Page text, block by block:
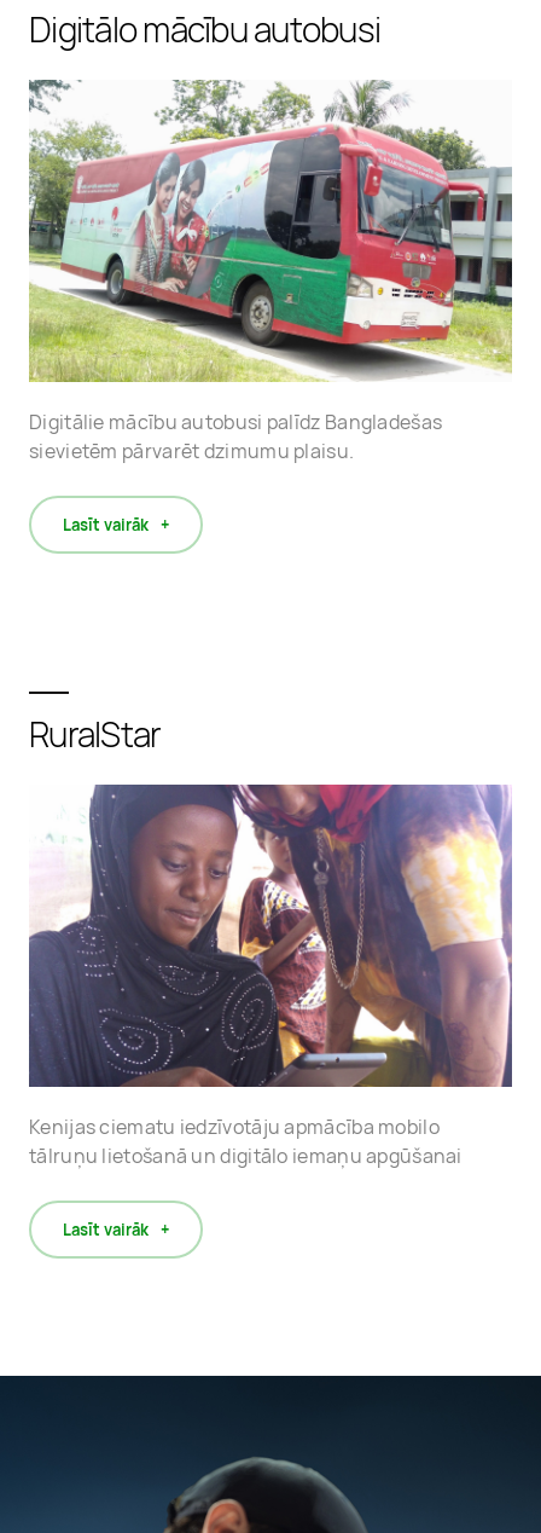
Digitālo mācību autobusi
Digitālie mācību autobusi palīdz Bangladešas
sievietēm pārvarēt dzimumu plaisu.
Lasīt vairāk
RuralStar
Kenijas ciematu iedzīvotāju apmācība mobilo
tālruņu lietošanā un digitālo iemaņu apgūšanai
Lasīt vairāk